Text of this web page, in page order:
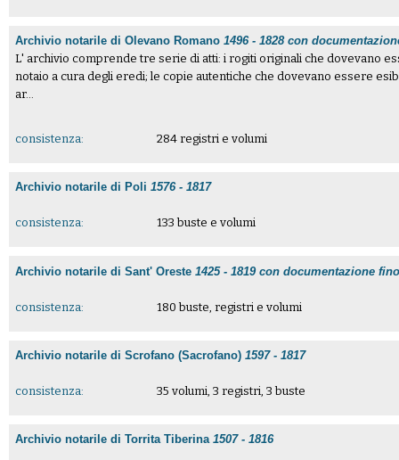
Archivio notarile di Olevano Romano1496 - 1828 con
L' archivio comprende tre serie di atti: i rogiti originali che dovevano
notaio a cura degli eredi; le copie autentiche che dovevano essere
ar...
consistenza: 284 registri e volumi
Archivio notarile di Poli1576 - 1817
consistenza: 133 buste e volumi
Archivio notarile di Sant' Oreste1425 - 1819 con documentazione
consistenza: 180 buste, registri e volumi
Archivio notarile di Scrofano (Sacrofano)1597 - 1817
consistenza: 35 volumi, 3 registri, 3 buste
Archivio notarile di Torrita Tiberina1507 - 1816